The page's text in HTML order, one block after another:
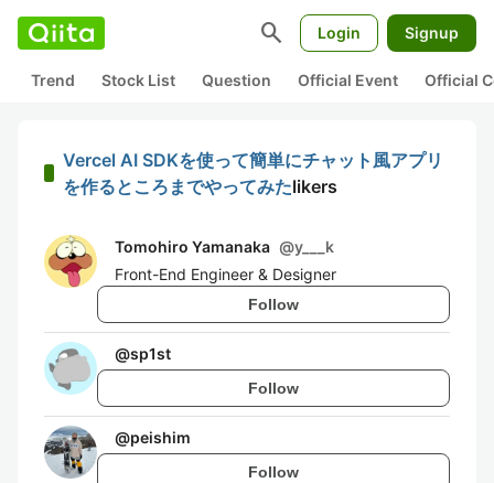
search Login Signup
Trend Stock List Question Official Event Official
Vercel AI SDKを使って簡単にチャット風アプリ
を作るところまでやってみたlikers
Tomohiro Yamanaka @y___k
Front-End Engineer & Designer
Follow
@sp1st
Follow
@peishim
Follow